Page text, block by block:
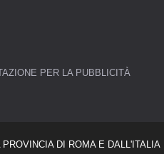
PER LA PUBBLICITÀ
DI ROMA E DALL'ITALIA